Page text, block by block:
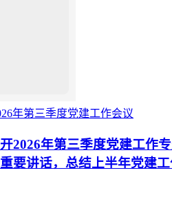
年第三季度党建工作会议
2026年第三季度党建工作
要讲话，总结上半年党建